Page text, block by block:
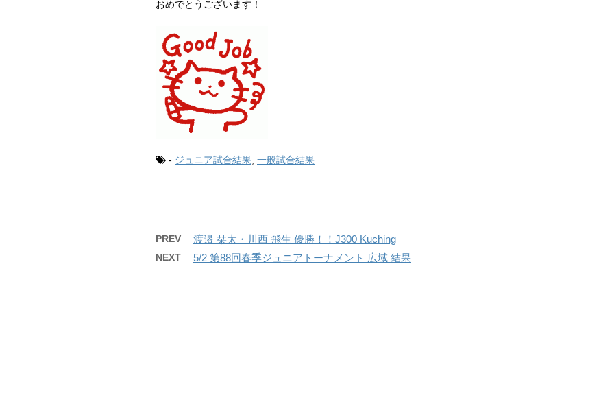
おめでとうございます！
- ジュニア試合結果 一般試合結果
PREV 渡邉 栞太・川西 飛生 優勝！！J300 Kuching
NEXT 5/2 第88回春季ジュニアトーナメント 広域 結果